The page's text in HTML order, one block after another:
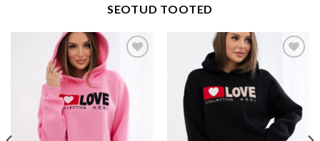
SEOTUD TOOTED
Add to wishlist Add to wishlist